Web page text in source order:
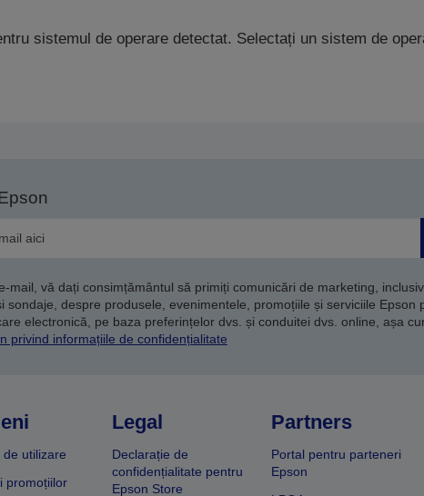
sistemul de operare detectat. Selectați un sistem de
mail, vă dați consimțământul să primiți comunicări de marketing, inclusiv
sondaje, despre produsele, evenimentele, promoțiile și serviciile Epson
electronică, pe baza preferințelor dvs. și conduitei dvs. online, așa
privind informațiile de confidențialitate
de utilizare
promoțiilor
Legal
Declarație de
confidențialitate pentru
Epson Store
Partners
Portal pentru parteneri
Epson